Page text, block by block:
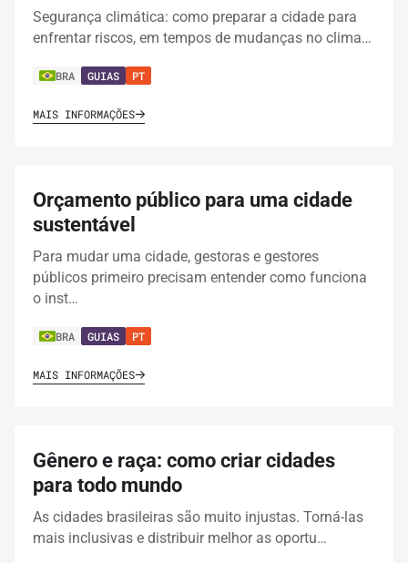
Segurança climática: como preparar a cidade para
enfrentar riscos, em tempos de mudanças no clima…
BRA GUIAS PT
MAIS INFORMAÇÕES
Orçamento público para uma cidade
sustentável
Para mudar uma cidade, gestoras e gestores
públicos primeiro precisam entender como funciona
o inst…
BRA GUIAS PT
MAIS INFORMAÇÕES
Gênero e raça: como criar cidades
para todo mundo
As cidades brasileiras são muito injustas. Torná-las
mais inclusivas e distribuir melhor as oportu…